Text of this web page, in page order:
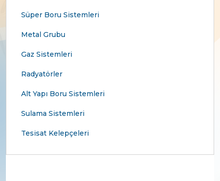
Süper Boru Sistemleri
Metal Grubu
Gaz Sistemleri
Radyatörler
Alt Yapı Boru Sistemleri
Sulama Sistemleri
Tesisat Kelepçeleri